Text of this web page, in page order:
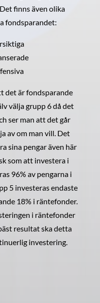
finns även olika
fondsparandet:
det är fondsparande
välja grupp 6 då det
ser man att det går
av om man vill. Det
sina pengar även här
som att investera i
96% av pengarna i
5 investeras endaste
18% i räntefonder.
i räntefonder
resultat ska detta
investering.